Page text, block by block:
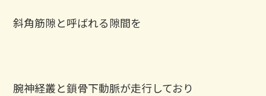
斜角筋隙と呼ばれる隙間を
腕神経叢と鎖骨下動脈が走行しており